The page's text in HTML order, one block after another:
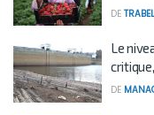
DE
Le
DE